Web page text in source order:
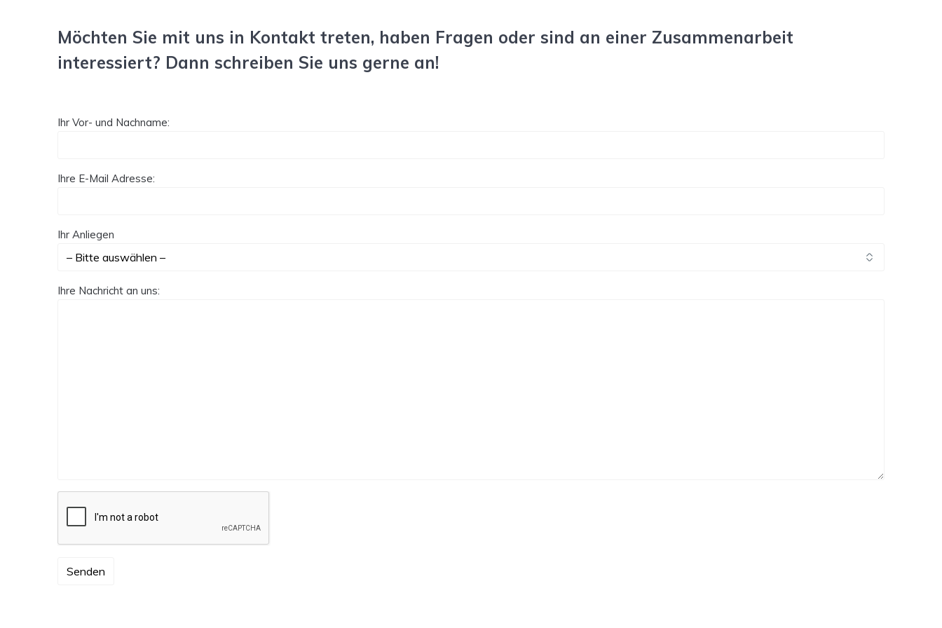
Möchten Sie mit uns in Kontakt treten, haben Fragen oder sind an einer Zusammenarbeit
interessiert? Dann schreiben Sie uns gerne an!
Ihr Vor- und Nachname:
Ihre E-Mail Adresse:
Ihr Anliegen
Ihre Nachricht an uns: